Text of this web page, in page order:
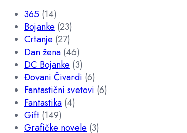
365 (14)
Bojanke (23)
Crtanje (27)
Dan žena (46)
DC Bojanke (3)
Đovani Čivardi (6)
Fantastični svetovi (6)
Fantastika (4)
Gift (149)
Grafičke novele (3)